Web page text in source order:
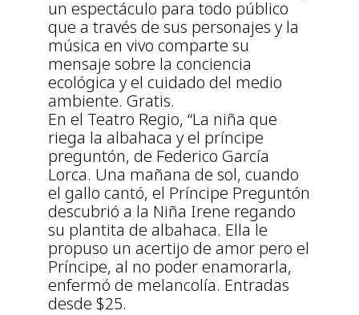
un espectáculo para todo público
que a través de sus personajes y la
música en vivo comparte su
mensaje sobre la conciencia
ecológica y el cuidado del medio
ambiente. Gratis.
En el Teatro Regio, “La niña que
riega la albahaca y el príncipe
preguntón, de Federico García
Lorca. Una mañana de sol, cuando
el gallo cantó, el Príncipe Preguntón
descubrió a la Niña Irene regando
su plantita de albahaca. Ella le
propuso un acertijo de amor pero el
Príncipe, al no poder enamorarla,
enfermó de melancolía. Entradas
desde $25.